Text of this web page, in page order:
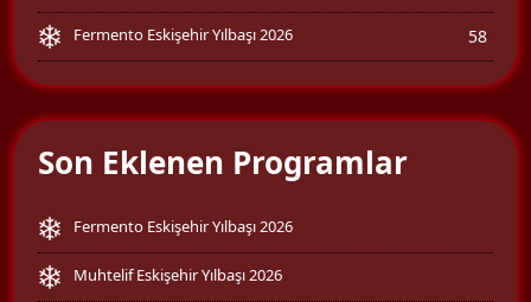
Fermento Eskişehir Yılbaşı 2026 58
Son Eklenen Programlar
Fermento Eskişehir Yılbaşı 2026
Muhtelif Eskişehir Yılbaşı 2026